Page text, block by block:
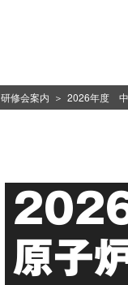
2026
原子
研修会案内 2026年度 中